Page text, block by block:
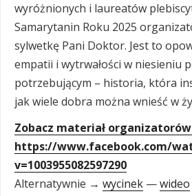
wyróżnionych i laureatów
Samarytanin Roku 2025
sylwetkę Pani Doktor. Jest to
empatii i wytrwałości w niesieniu
potrzebującym – historia, która
jak wiele dobra można wnieść w
Zobacz materiał
https://www.facebook.com/
v=1003955082597290
Alternatywnie → wycinek —wideo